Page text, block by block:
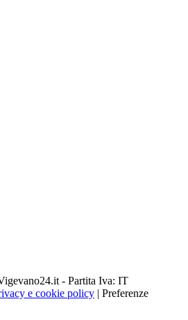
- Partita Iva: IT
e cookie policy | Preferenze